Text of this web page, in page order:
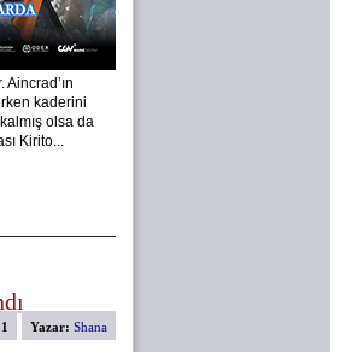
kaderini
olsa da
Kirito...
Yazar: Shana